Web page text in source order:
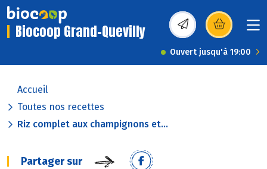
Biocoop Grand-Quevilly (s’ouvre dans une
Ouvert jusqu'à 19:00
Accueil
Toutes nos recettes
Riz complet aux champignons et...
Partager sur